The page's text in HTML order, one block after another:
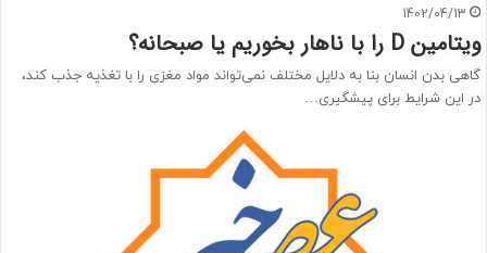
1402/04/13
ویتامین D را با ناهار بخوریم یا صبحانه؟
گاهی بدن انسان بنا به دلایل مختلف نمی‌تواند مواد مغزی را با تغذیه جذب کند،
در این شرایط برای پیشگیری…